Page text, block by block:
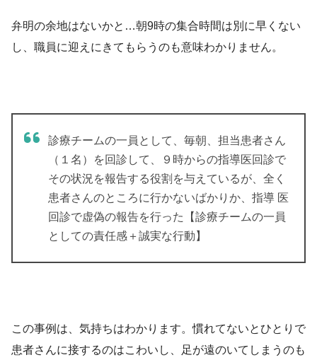
弁明の余地はないかと…朝9時の集合時間は別に早くない
し、職員に迎えにきてもらうのも意味わかりません。
診療チームの一員として、毎朝、担当患者さん
（１名）を回診して、９時からの指導医回診で
その状況を報告する役割を与えているが、全く
患者さんのところに行かないばかりか、指導 医
回診で虚偽の報告を行った【診療チームの一員
としての責任感＋誠実な行動】
この事例は、気持ちはわかります。慣れてないとひとりで
患者さんに接するのはこわいし、足が遠のいてしまうのも